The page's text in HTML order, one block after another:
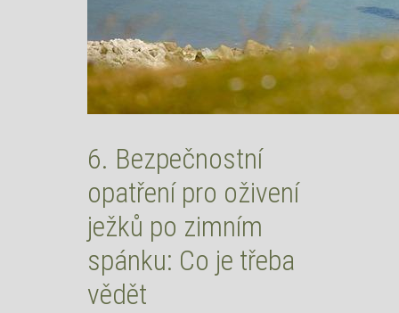
6. Bezpečnostní
opatření pro oživení
ježků po zimním
spánku: Co je třeba
vědět